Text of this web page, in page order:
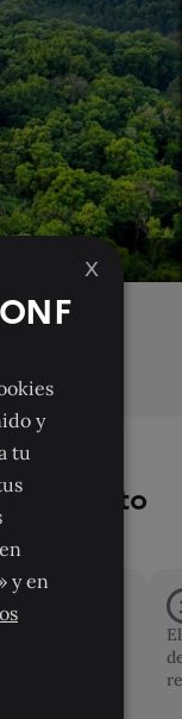
el terreno
proyecto
X
y
tu
y en